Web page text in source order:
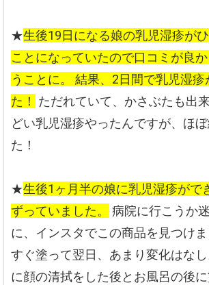
★生後19日になる娘の乳児湿疹が
ことになっていたので口コミが良
うことに。
結果、2日間で乳児湿疹
た！
ただれていて、かさぶたも出
どい乳児湿疹やったんですが、ほ
た！
★生後1ヶ月半の娘に乳児湿疹がで
ずっていました。
病院に行こうか
に、インスタでこの商品を見つけま
すぐ塗って翌日、あまり変化はな
に顔の清拭をした後とお風呂の後に